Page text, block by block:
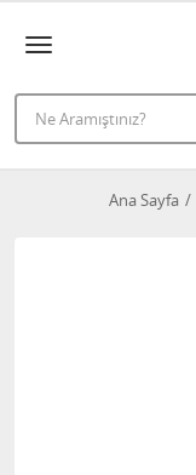
Ana Sayfa